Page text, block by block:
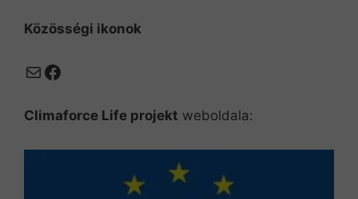
Közösségi ikonok
MailFacebook
Climaforce Life projekt weboldala: